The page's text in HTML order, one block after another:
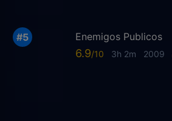
Enemigos Publicos
6.9 3h 2m 2009